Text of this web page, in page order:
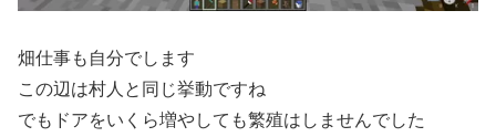
畑仕事も自分でします
この辺は村人と同じ挙動ですね
でもドアをいくら増やしても繁殖はしませんでした